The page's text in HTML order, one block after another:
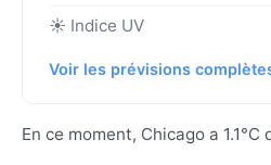
☀️ Indice UV
Voir les prévisions
En ce moment, Chicago a